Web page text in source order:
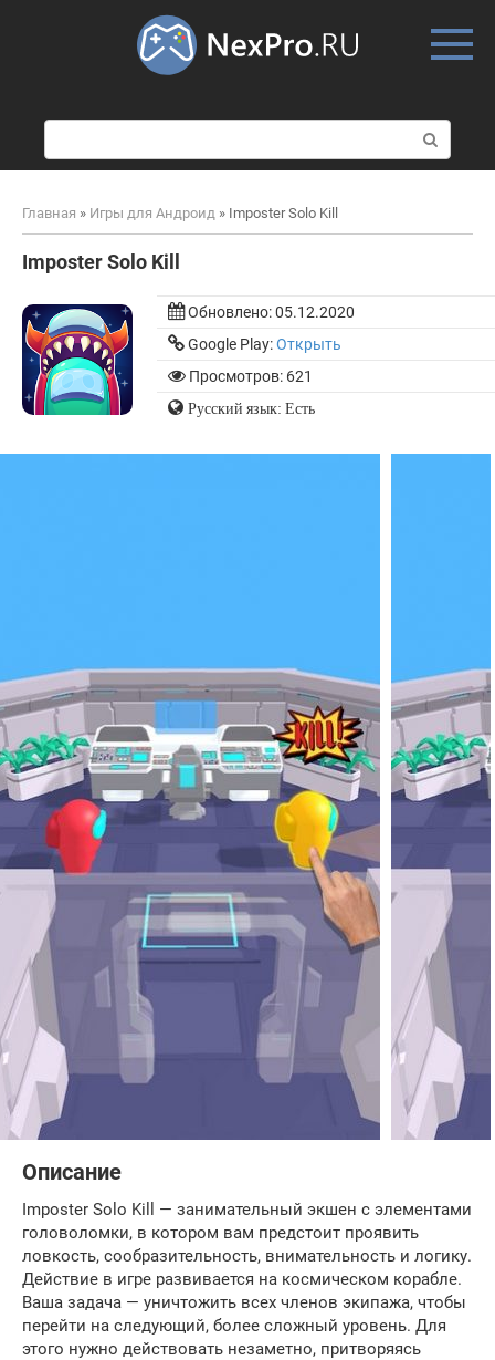
о
и
к
Главная » Игры для Андроид » Imposter Solo Kill
Imposter Solo Kill
Обновлено:05.12.2020
Google Play:Открыть
Просмотров: 621
Русский язык: Есть
Описание
Imposter Solo Kill — занимательный экшен с элементами
головоломки, в котором вам предстоит проявить
ловкость, сообразительность, внимательность и логику.
Действие в игре развивается на космическом корабле.
Ваша задача — уничтожить всех членов экипажа, чтобы
перейти на следующий, более сложный уровень. Для
этого нужно действовать незаметно, притворяясь